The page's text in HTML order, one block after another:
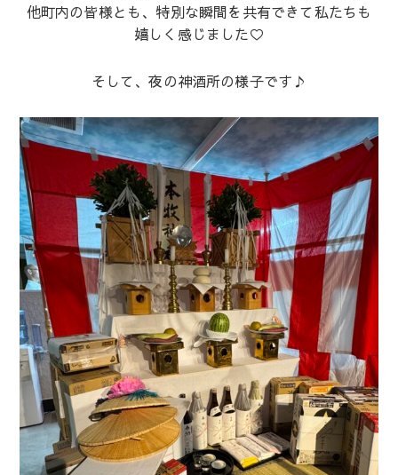
他町内の皆様とも、特別な瞬間を共有できて私たちも
嬉しく感じました♡
そして、夜の神酒所の様子です♪